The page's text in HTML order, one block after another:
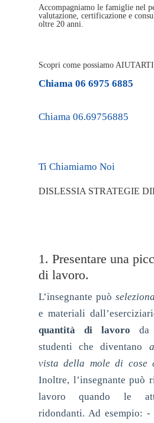
Accompagniamo le famiglie nel
valutazione, certificazione e
oltre 20 anni.
Scopri come possiamo AIUTARTI
Chiama 06 6975 6885
Chiama 06.69756885
Ti Chiamiamo Noi
DISLESSIA STRATEGIE
1. Presentare una
di lavoro.
L’insegnante può
e materiali
quantità di lavoro da
studenti che diventano
vista della mole di cose
Inoltre, l’insegnante può
lavoro quando le
ridondanti. Ad esempio: -